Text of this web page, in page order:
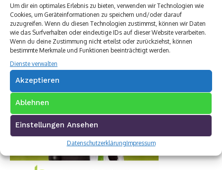
Um dir ein optimales Erlebnis zu bieten, verwenden wir Technologien wie
Cookies, um Geräteinformationen zu speichern und/oder darauf
zuzugreifen. Wenn du diesen Technologien zustimmst, können wir Daten
wie das Surfverhalten oder eindeutige IDs auf dieser Website verarbeiten.
Wenn du deine Zustimmung nicht erteilst oder zurückziehst, können
bestimmte Merkmale und Funktionen beeinträchtigt werden.
Dienste verwalten
Akzeptieren
Ablehnen
Einstellungen Ansehen
DatenschutzerklärungImpressum